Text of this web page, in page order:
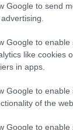
Google to send
Google to enable
like cookies
in apps.
Google to enable
of the
Google to enable
Kecskeméten is
HIRDETÉS